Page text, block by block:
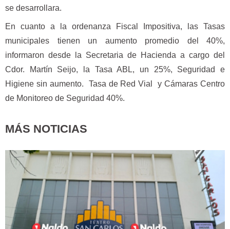
se desarrollara.
En cuanto a la ordenanza Fiscal Impositiva, las Tasas
municipales tienen un aumento promedio del 40%,
informaron desde la Secretaria de Hacienda a cargo del
Cdor. Martín Seijo, la Tasa ABL, un 25%, Seguridad e
Higiene sin aumento. Tasa de Red Vial y Cámaras Centro
de Monitoreo de Seguridad 40%.
MÁS NOTICIAS